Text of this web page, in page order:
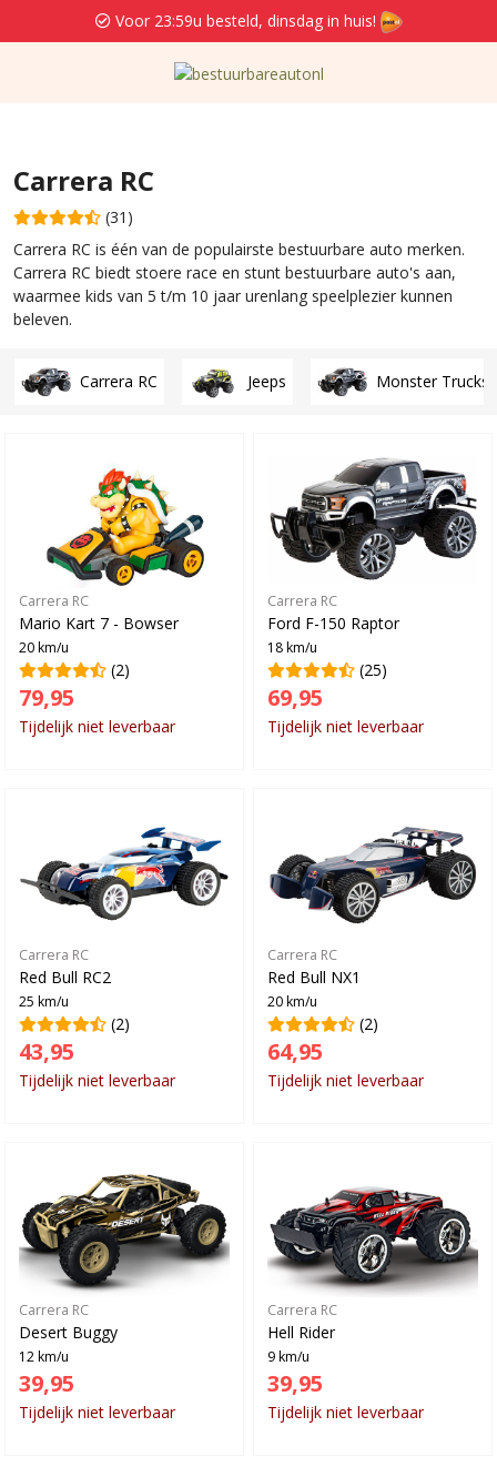
Voor 23:59u besteld, dinsdag in huis!
Carrera RC
(31)
Carrera RC is één van de populairste bestuurbare auto merken.
Carrera RC biedt stoere race en stunt bestuurbare auto's aan,
waarmee kids van 5 t/m 10 jaar urenlang speelplezier kunnen
beleven.
Carrera RC Jeeps Monster Trucks
Carrera RC
Mario Kart 7 - Bowser
20 km/u
(2)
79,95
Tijdelijk niet leverbaar
Carrera RC
Ford F-150 Raptor
18 km/u
(25)
69,95
Tijdelijk niet leverbaar
Carrera RC
Red Bull RC2
25 km/u
(2)
43,95
Tijdelijk niet leverbaar
Carrera RC
Red Bull NX1
20 km/u
(2)
64,95
Tijdelijk niet leverbaar
Carrera RC
Desert Buggy
12 km/u
39,95
Tijdelijk niet leverbaar
Carrera RC
Hell Rider
9 km/u
39,95
Tijdelijk niet leverbaar